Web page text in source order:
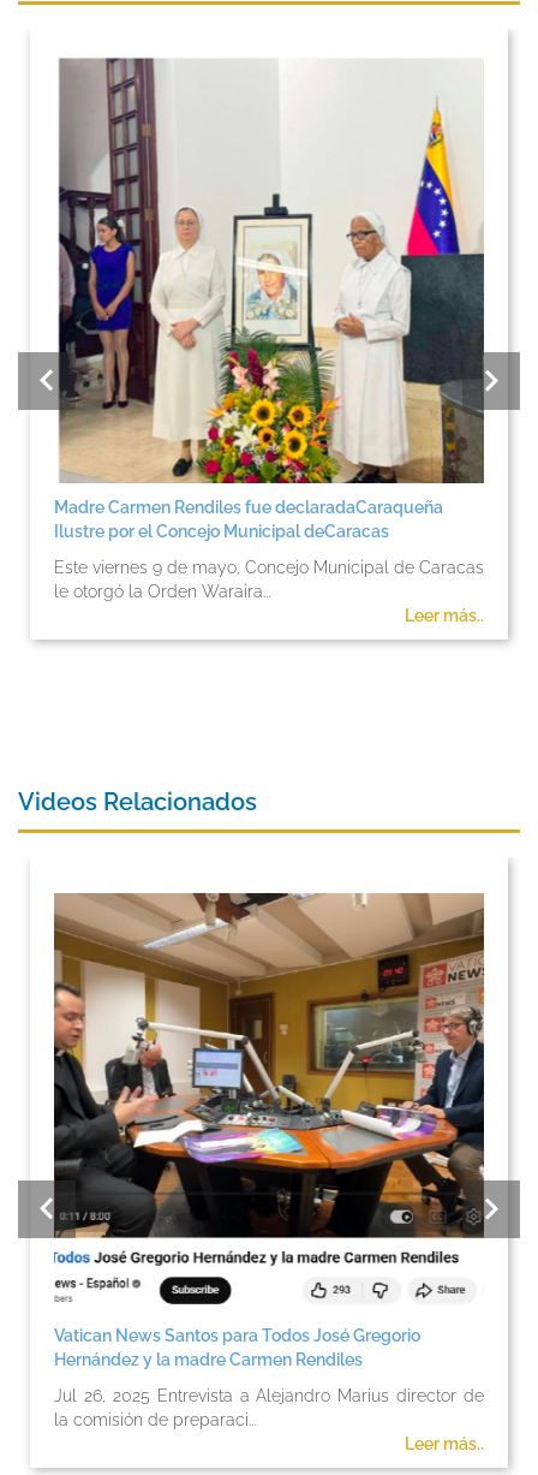
Madre Carmen Rendiles fue declaradaCaraqueña
Ilustre por el Concejo Municipal deCaracas
Este viernes 9 de mayo, Concejo Municipal de Caracas
le otorgó la Orden Waraira...
Leer más..
Videos Relacionados
Vatican News Santos para Todos José Gregorio
Hernández y la madre Carmen Rendiles
Jul 26, 2025 Entrevista a Alejandro Marius director de
la comisión de preparaci...
Leer más..